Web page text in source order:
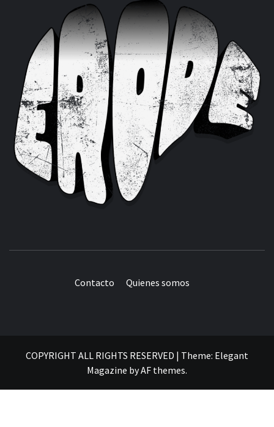
Contacto Quienes somos
COPYRIGHT ALL RIGHTS RESERVED | Theme: Elegant
Magazine byAF themes.